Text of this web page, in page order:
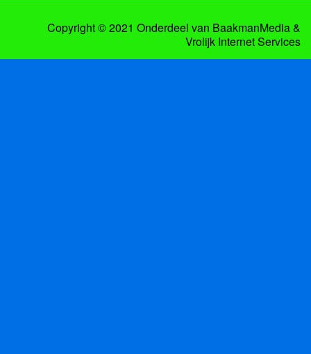
Copyright © 2021 Onderdeel van BaakmanMedia&
Vrolijk Internet Services